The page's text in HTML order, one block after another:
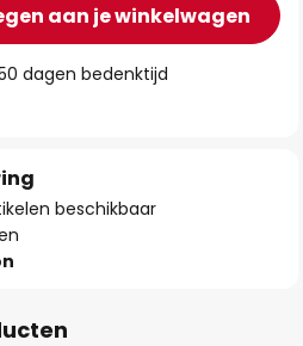
aan je winkelwagen
dagen bedenktijd
beschikbaar